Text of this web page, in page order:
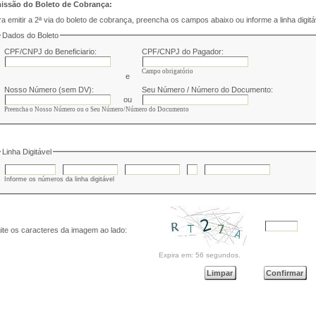
do Boleto de Cobrança:
emitir a 2ª via do boleto de cobrança, preencha os campos abaixo ou informe a linha
Dados do Boleto
CPF/CNPJ do Beneficiario:
CPF/CNPJ do Pagador:
e
Campo obrigatório
Nosso Número (sem DV):
Seu Número / Número do Documento:
ou
Preencha o Nosso Número ou o Seu Número/Número do Documento
Linha Digitável
Informe os números da linha digitável
os caracteres da imagem ao lado:
Expira em: 56 segundos.
Limpar Confirmar